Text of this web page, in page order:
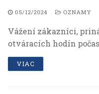
05/12/2024 OZNAMY
Vážení zákazníci,
otváracích hodín
VIAC